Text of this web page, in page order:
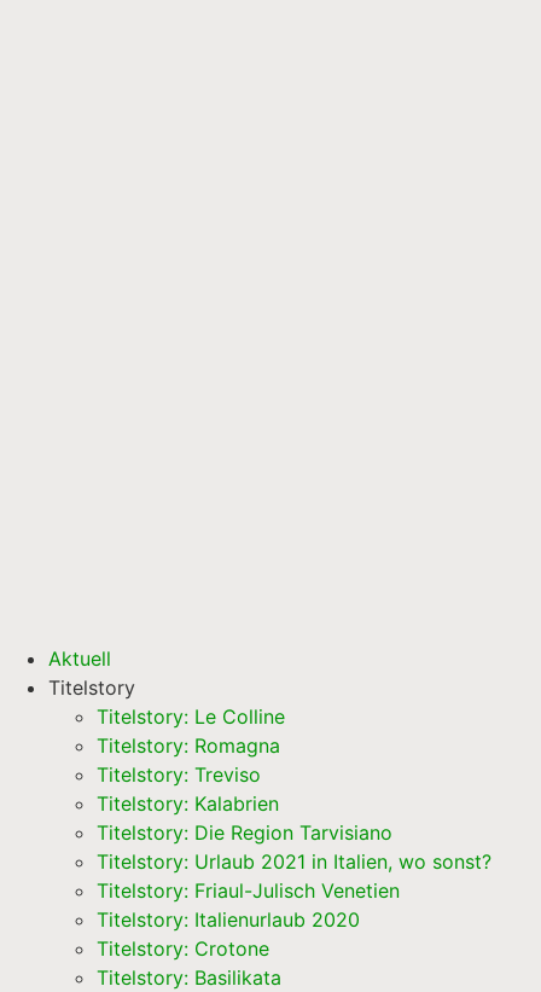
Aktuell
Titelstory
Titelstory: Le Colline
Titelstory: Romagna
Titelstory: Treviso
Titelstory: Kalabrien
Titelstory: Die Region Tarvisiano
Titelstory: Urlaub 2021 in Italien, wo sonst?
Titelstory: Friaul-Julisch Venetien
Titelstory: Italienurlaub 2020
Titelstory: Crotone
Titelstory: Basilikata